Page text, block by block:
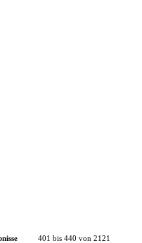
401 bis 440 von 2121